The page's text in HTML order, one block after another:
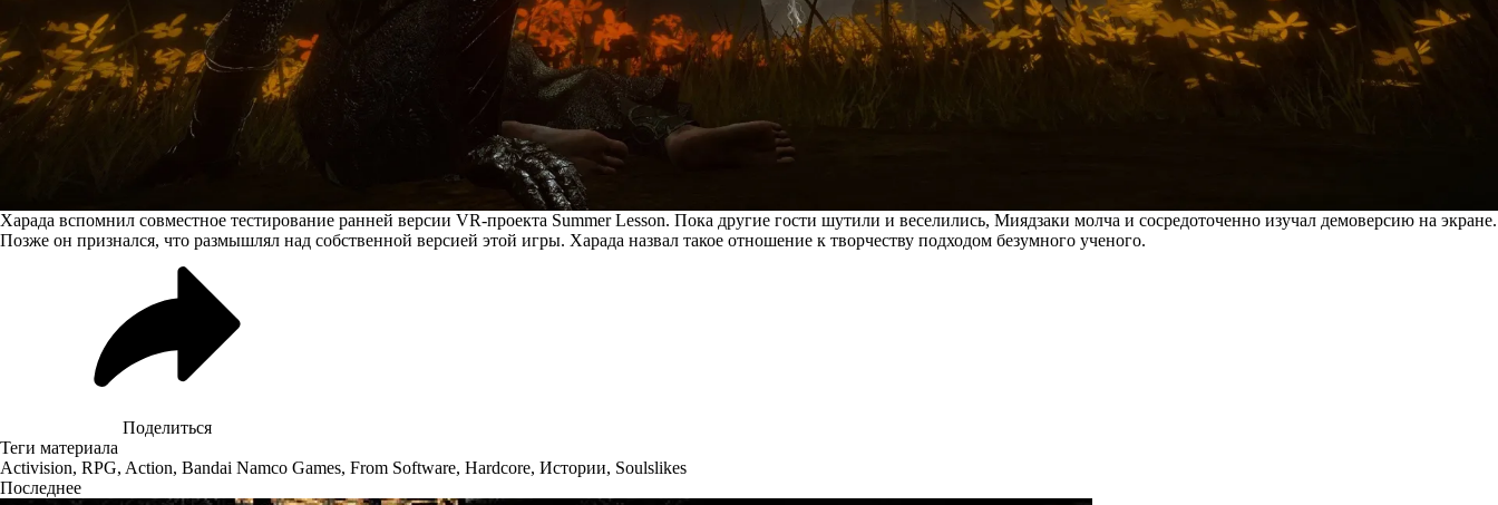
Харада вспомнил совместное тестирование ранней версии VR-проекта Summer Lesson. Пока другие гости шутили и веселились, Миядзаки молча и сосредоточенно изучал демоверсию на экране.
Позже он признался, что размышлял над собственной версией этой игры. Харада назвал такое отношение к творчеству подходом безумного ученого.
Поделиться
Теги материала
Activision, RPG, Action, Bandai Namco Games, From Software, Hardcore, Истории, Soulslikes
Последнее